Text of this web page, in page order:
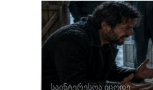
საინტერესოა იცოდე